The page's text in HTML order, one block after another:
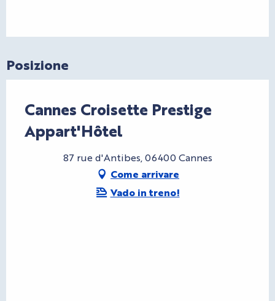
Posizione
Cannes Croisette Prestige
Appart'Hôtel
87 rue d'Antibes, 06400 Cannes
Come arrivare
Vado in treno!